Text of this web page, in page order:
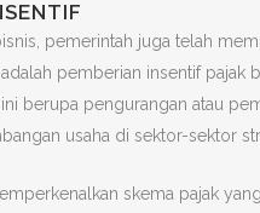
pemerintah juga telah
pemberian insentif
berupa pengurangan atau
usaha di sektor-sektor
skema pajak